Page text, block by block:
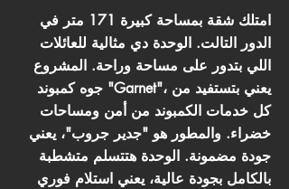
امتلك شقة بمساحة كبيرة 171 متر في
الدور التالت. الوحدة دي مثالية للعائلات
اللي بتدور على مساحة وراحة. المشروع
جوه كمبوند "Garnet"، يعني بتستفيد من
كل خدمات الكمبوند من أمن ومساحات
خضراء. والمطور هو "جدير جروب"، يعني
جودة مضمونة. الوحدة هتتسلم متشطبة
بالكامل بجودة عالية، يعني استلام فوري